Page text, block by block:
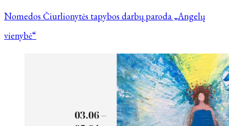
Nomedos Čiurlionytės tapybos darbų paroda „Angelų
vienybė“